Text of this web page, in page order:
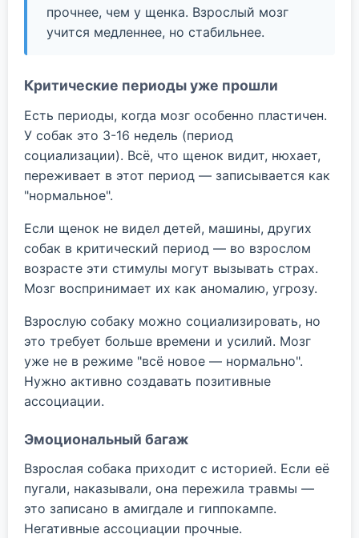
прочнее, чем у щенка. Взрослый мозг
учится медленнее, но стабильнее.
Критические периоды уже прошли
Есть периоды, когда мозг особенно пластичен.
У собак это 3-16 недель (период
социализации). Всё, что щенок видит, нюхает,
переживает в этот период — записывается как
"нормальное".
Если щенок не видел детей, машины, других
собак в критический период — во взрослом
возрасте эти стимулы могут вызывать страх.
Мозг воспринимает их как аномалию, угрозу.
Взрослую собаку можно социализировать, но
это требует больше времени и усилий. Мозг
уже не в режиме "всё новое — нормально".
Нужно активно создавать позитивные
ассоциации.
Эмоциональный багаж
Взрослая собака приходит с историей. Если её
пугали, наказывали, она пережила травмы —
это записано в амигдале и гиппокампе.
Негативные ассоциации прочные.